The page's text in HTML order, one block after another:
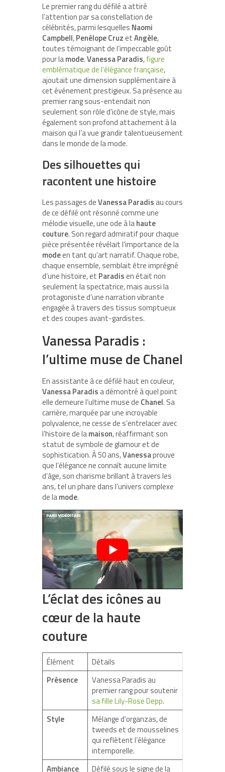
Le premier rang du défilé a attiré
l’attention par sa constellation de
célébrités, parmi lesquelles Naomi
Campbell,Penélope CruzetAngèle,
toutes témoignant de l’impeccable goût
pour lamode.Vanessa Paradis,figure
emblématique de l’élégance française,
ajoutait une dimension supplémentaire à
cet événement prestigieux. Sa présence au
premier rang sous-entendait non
seulement son rôle d’icône de style, mais
également son profond attachement à la
maison qui l’a vue grandir talentueusement
dans le monde de la mode.
Des silhouettes qui
racontent une histoire
Les passages deVanessa Paradis au cours
de ce défilé ont résonné comme une
mélodie visuelle, une ode à lahaute
couture. Son regard admiratif pour chaque
pièce présentée révélait l’importance de la
modeen tant qu’art narratif. Chaque robe,
chaque ensemble, semblait être imprégné
d’une histoire, et Paradisen était non
seulement la spectatrice, mais aussi la
protagoniste d’une narration vibrante
engagée à travers des tissus somptueux
et des coupes avant-gardistes.
Vanessa Paradis :
l’ultime muse de Chanel
En assistante à ce défilé haut en couleur,
Vanessa Paradis a démontré à quel point
elle demeure l’ultime muse de Chanel. Sa
carrière, marquée par une incroyable
polyvalence, ne cesse de s’entrelacer avec
l’histoire de lamaison, réaffirmant son
statut de symbole de glamour et de
sophistication. À 50 ans,Vanessaprouve
que l’élégance ne connaît aucune limite
d’âge, son charisme brillant à travers les
ans, tel un phare dans l’univers complexe
de lamode.
L’éclat des icônes au
cœur de la haute
couture
Élément
Détails
Présence
Vanessa Paradis au
premier rang pour soutenir
sa fille Lily-Rose Depp.
Style
Mélange d’organzas, de
tweeds et de mousselines
qui reflètent l’élégance
intemporelle.
Ambiance
Défilé sous le signe de la